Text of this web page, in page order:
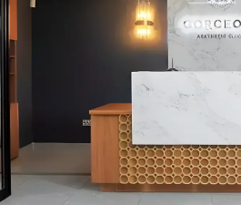
хирург тіндердің жағдайын
нәтижелерді талқылап,
нұсқасын ұсынады. Содан
пен параметрлерді таңдай
операцияның жеке
Араласудың өзі жайлы әрі
жүргізіледі, осыдан кейін
мамандарының
бөлшектер мен